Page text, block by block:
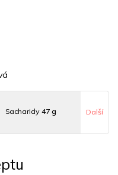
Sacharidy 47 g
61.3 mg
Další